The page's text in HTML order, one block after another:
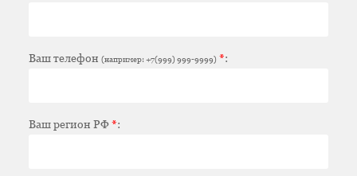
Ваш телефон (например: +7(999) 999-9999) *:
Ваш регион РФ*: